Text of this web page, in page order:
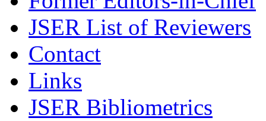
JSER List of Reviewers
Contact
Links
JSER Bibliometrics